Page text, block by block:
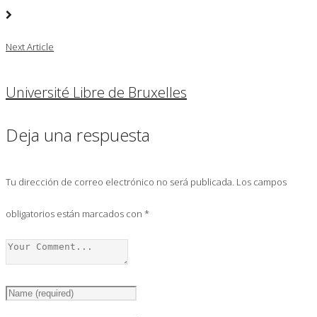
Next Article
Université Libre de Bruxelles
Deja una respuesta
Tu dirección de correo electrónico no será publicada. Los campos
obligatorios están marcados con *